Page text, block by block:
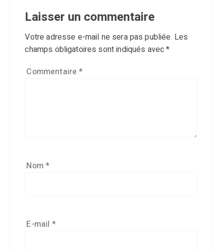
Laisser un commentaire
Votre adresse e-mail ne sera pas publiée. Les
champs obligatoires sont indiqués avec*
Commentaire*
Nom*
E-mail *